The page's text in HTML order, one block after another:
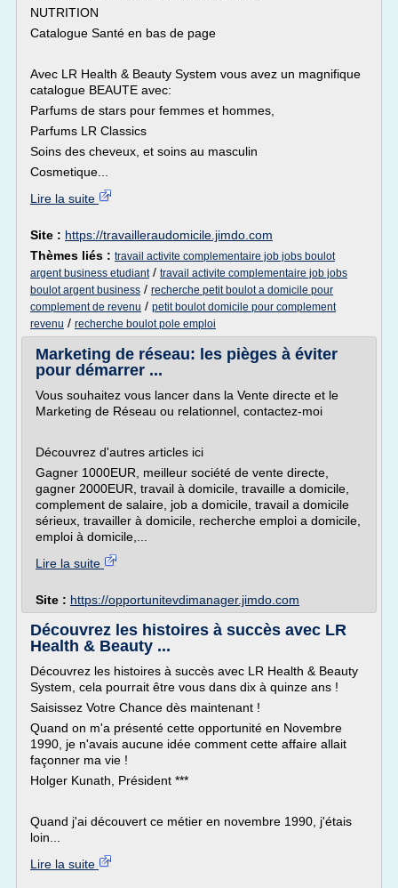
NUTRITION
Catalogue Santé en bas de page
Avec LR Health & Beauty System vous avez un magnifique
catalogue BEAUTE avec:
Parfums de stars pour femmes et hommes,
Parfums LR Classics
Soins des cheveux, et soins au masculin
Cosmetique...
Lire la suite
Site : https://travailleraudomicile.jimdo.com
Thèmes liés : travail activite complementaire job jobs boulot
argent business etudiant/ travail activite complementaire job jobs
boulot argent business / recherche petit boulot a domicile pour
complement de revenu / petit boulot domicile pour complement
revenu / recherche boulot pole emploi
Marketing de réseau: les pièges à éviter
pour démarrer ...
Vous souhaitez vous lancer dans la Vente directe et le
Marketing de Réseau ou relationnel, contactez-moi
Découvrez d'autres articles ici
Gagner 1000EUR, meilleur société de vente directe,
gagner 2000EUR, travail à domicile, travaille a domicile,
complement de salaire, job a domicile, travail a domicile
sérieux, travailler à domicile, recherche emploi a domicile,
emploi à domicile,...
Lire la suite
Site : https://opportunitevdimanager.jimdo.com
Découvrez les histoires à succès avec LR
Health & Beauty ...
Découvrez les histoires à succès avec LR Health & Beauty
System, cela pourrait être vous dans dix à quinze ans !
Saisissez Votre Chance dès maintenant !
Quand on m'a présenté cette opportunité en Novembre
1990, je n'avais aucune idée comment cette affaire allait
façonner ma vie !
Holger Kunath, Président ***
Quand j'ai découvert ce métier en novembre 1990, j'étais
loin...
Lire la suite